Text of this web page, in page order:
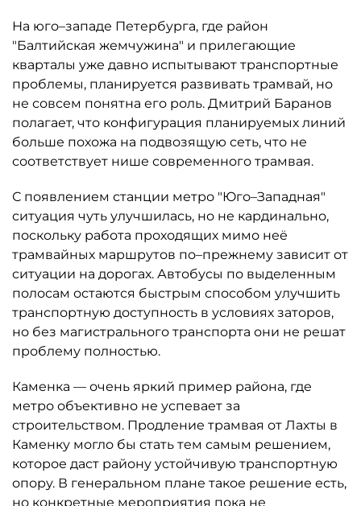
На юго–западе Петербурга, где район
"Балтийская жемчужина" и прилегающие
кварталы уже давно испытывают транспортные
проблемы, планируется развивать трамвай, но
не совсем понятна его роль. Дмитрий Баранов
полагает, что конфигурация планируемых линий
больше похожа на подвозящую сеть, что не
соответствует нише современного трамвая.
С появлением станции метро "Юго–Западная"
ситуация чуть улучшилась, но не кардинально,
поскольку работа проходящих мимо неё
трамвайных маршрутов по–прежнему зависит от
ситуации на дорогах. Автобусы по выделенным
полосам остаются быстрым способом улучшить
транспортную доступность в условиях заторов,
но без магистрального транспорта они не решат
проблему полностью.
Каменка — очень яркий пример района, где
метро объективно не успевает за
строительством. Продление трамвая от Лахты в
Каменку могло бы стать тем самым решением,
которое даст району устойчивую транспортную
опору. В генеральном плане такое решение есть,
но конкретные мероприятия пока не